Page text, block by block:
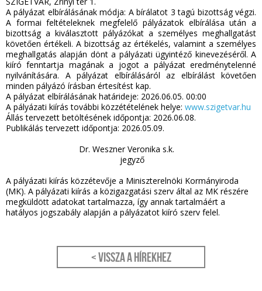
A pályázat elbírálásának módja: A bírálatot 3 tagú bizottság végzi.
A formai feltételeknek megfelelő pályázatok elbírálása után a
bizottság a kiválasztott pályázókat a személyes meghallgatást
követően értékeli. A bizottság az értékelés, valamint a személyes
meghallgatás alapján dönt a pályázati ügyintéző kinevezéséről. A
kiíró fenntartja magának a jogot a pályázat eredménytelenné
nyilvánítására. A pályázat elbírálásáról az elbírálást követően
minden pályázó írásban értesítést kap.
A pályázat elbírálásának határideje: 2026.06.05. 00:00
A pályázati kiírás további közzétételének helye: www.szigetvar.hu
Állás tervezett betöltésének időpontja: 2026.06.08.
Publikálás tervezett időpontja: 2026.05.09.
Dr. Weszner Veronika s.k.
jegyző
A pályázati kiírás közzétevője a Miniszterelnöki Kormányiroda
(MK). A pályázati kiírás a közigazgatási szerv által az MK részére
megküldött adatokat tartalmazza, így annak tartalmáért a
hatályos jogszabály alapján a pályázatot kiíró szerv felel.
< Vissza a hírekhez